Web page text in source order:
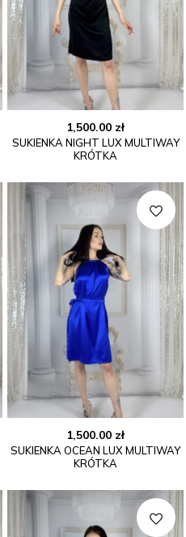
1,500.00 zł
SUKIENKA NIGHT LUX MULTIWAY
KRÓTKA
1,500.00 zł
SUKIENKA OCEAN LUX MULTIWAY
KRÓTKA